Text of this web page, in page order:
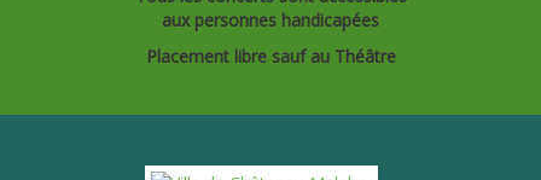
aux personnes handicapées
Placement libre sauf au Théâtre